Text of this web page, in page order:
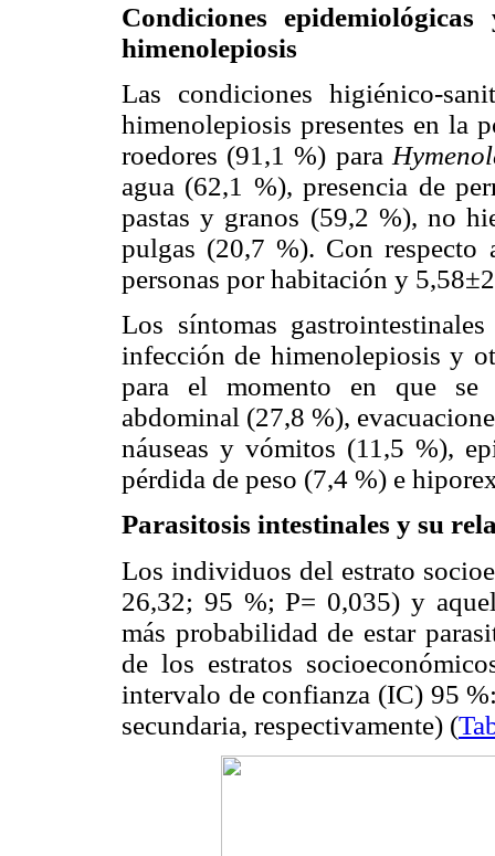
Condiciones
himenolepiosis
Las condiciones higiénico-
himenolepiosis presentes en la
roedores (91,1 %) para
agua (62,1 %), presencia de
pastas y granos (59,2 %), no
pulgas (20,7 %). Con respecto
personas por habitación y
Los síntomas
infección de himenolepiosis y
para el momento en que se
abdominal (27,8 %),
náuseas y vómitos (11,5 %),
pérdida de peso (7,4 %) e
Parasitosis intestinales y su
Los individuos del estrato
26,32; 95 %; P= 0,035) y
más probabilidad de estar
de los estratos
intervalo de confianza (IC) 95
secundaria, respectivamente) (